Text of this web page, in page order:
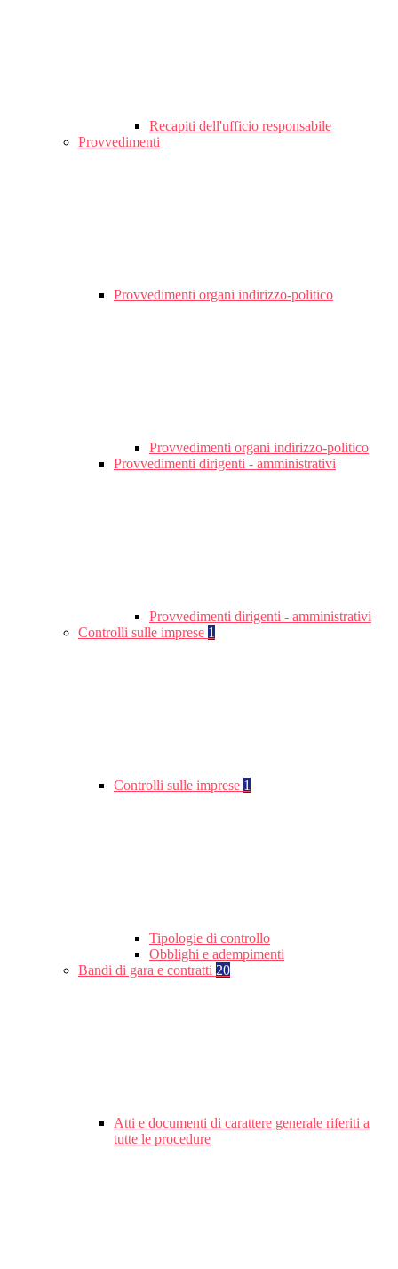
Recapiti dell'ufficio responsabile
Provvedimenti
Provvedimenti organi indirizzo-politico
Provvedimenti organi indirizzo-politico
Provvedimenti dirigenti - amministrativi
Provvedimenti dirigenti - amministrativi
Controlli sulle imprese 1
Controlli sulle imprese 1
Tipologie di controllo
Obblighi e adempimenti
Bandi di gara e contratti 20
Atti e documenti di carattere generale riferiti a
tutte le procedure